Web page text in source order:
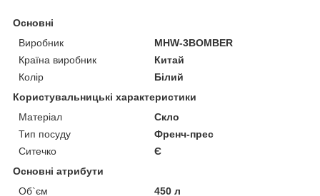
Основні
Виробник
MHW-3BOMBER
Країна виробник
Китай
Колір
Білий
Користувальницькі характеристики
Матеріал
Скло
Тип посуду
Френч-прес
Ситечко
Є
Основні атрибути
Об`єм
450 л